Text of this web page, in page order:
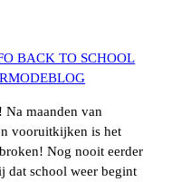
BACK TO SCHOOL
Na maanden van
vooruitkijken is het
Nog nooit eerder
dat school weer begint